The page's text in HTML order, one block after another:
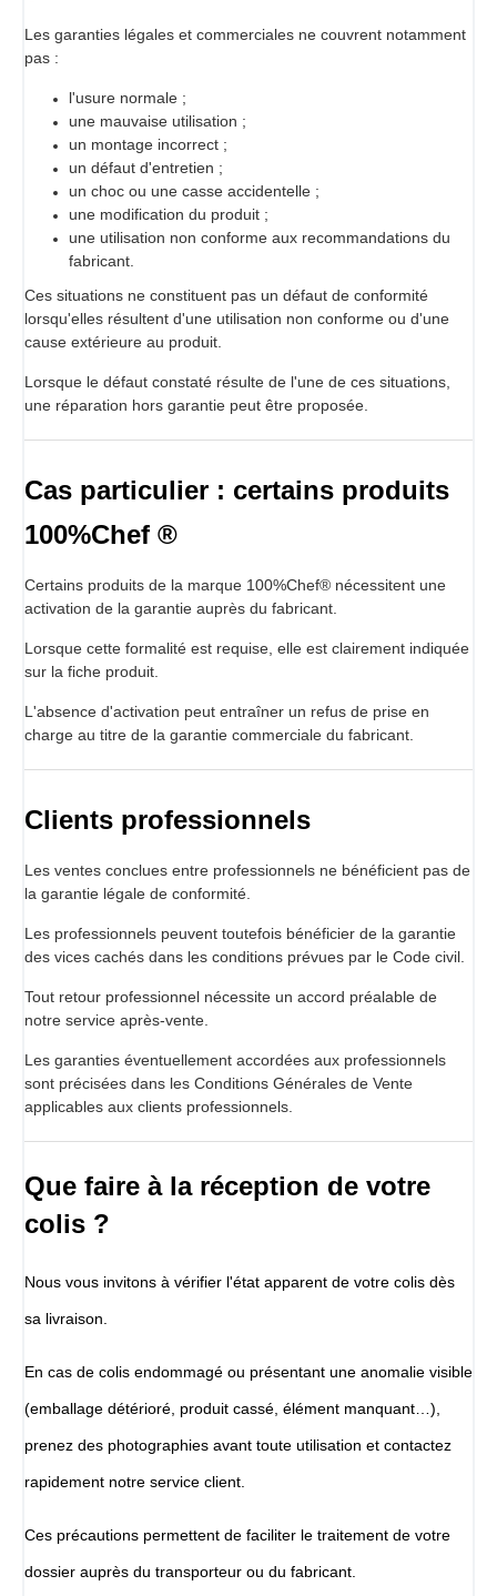
Les garanties légales et commerciales ne couvrent notamment
pas :
l'usure normale ;
une mauvaise utilisation ;
un montage incorrect ;
un défaut d'entretien ;
un choc ou une casse accidentelle ;
une modification du produit ;
une utilisation non conforme aux recommandations du
fabricant.
Ces situations ne constituent pas un défaut de conformité
lorsqu'elles résultent d'une utilisation non conforme ou d'une
cause extérieure au produit.
Lorsque le défaut constaté résulte de l'une de ces situations,
une réparation hors garantie peut être proposée.
Cas particulier : certains produits
100%Chef ®
Certains produits de la marque 100%Chef® nécessitent une
activation de la garantie auprès du fabricant.
Lorsque cette formalité est requise, elle est clairement indiquée
sur la fiche produit.
L'absence d'activation peut entraîner un refus de prise en
charge au titre de la garantie commerciale du fabricant.
Clients professionnels
Les ventes conclues entre professionnels ne bénéficient pas de
la garantie légale de conformité.
Les professionnels peuvent toutefois bénéficier de la garantie
des vices cachés dans les conditions prévues par le Code civil.
Tout retour professionnel nécessite un accord préalable de
notre service après-vente.
Les garanties éventuellement accordées aux professionnels
sont précisées dans les Conditions Générales de Vente
applicables aux clients professionnels.
Que faire à la réception de votre
colis ?
Nous vous invitons à vérifier l'état apparent de votre colis dès
sa livraison.
En cas de colis endommagé ou présentant une anomalie visible
(emballage détérioré, produit cassé, élément manquant…),
prenez des photographies avant toute utilisation et contactez
rapidement notre service client.
Ces précautions permettent de faciliter le traitement de votre
dossier auprès du transporteur ou du fabricant.